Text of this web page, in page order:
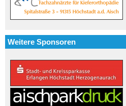
Weitere Sponsoren